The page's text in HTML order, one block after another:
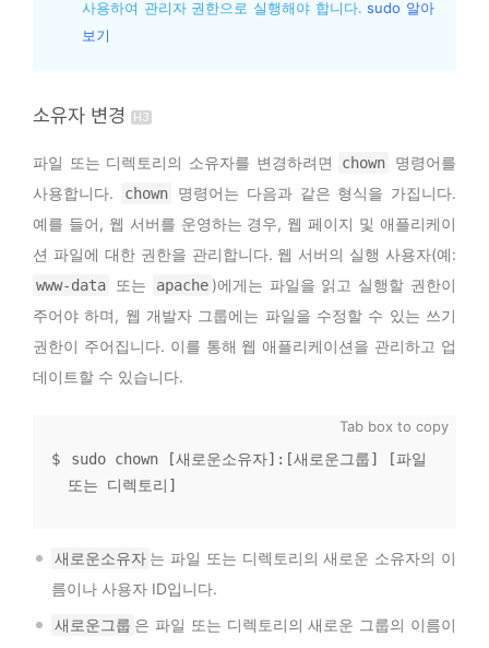
사용하여 관리자 권한으로 실행해야 합니다. sudo 알아
보기
소유자 변경
파일 또는 디렉토리의 소유자를 변경하려면 chown
명령어를
사용합니다.
chown
명령어는 다음과 같은 형식을 가집니다.
예를 들어, 웹 서버를 운영하는 경우, 웹 페이지 및 애플리케이
션 파일에 대한 권한을 관리합니다. 웹 서버의 실행 사용자(예:
www-data 또는 apache )에게는 파일을 읽고 실행할 권한이
주어야 하며, 웹 개발자 그룹에는 파일을 수정할 수 있는 쓰기
권한이 주어집니다. 이를 통해 웹 애플리케이션을 관리하고 업
데이트할 수 있습니다.
sudo chown [새로운소유자]:[새로운그룹] [파일
또는 디렉토리]
새로운소유자 는 파일 또는 디렉토리의 새로운 소유자의 이
름이나 사용자 ID입니다.
새로운그룹 은 파일 또는 디렉토리의 새로운 그룹의 이름이